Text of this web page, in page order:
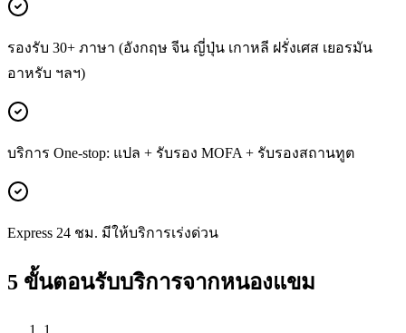
รองรับ 30+ ภาษา (อังกฤษ จีน ญี่ปุ่น เกาหลี ฝรั่งเศส เยอรมัน
อาหรับ ฯลฯ)
บริการ One-stop: แปล + รับรอง MOFA + รับรองสถานทูต
Express 24 ชม. มีให้บริการเร่งด่วน
5 ขั้นตอนรับบริการจากหนองแขม
1